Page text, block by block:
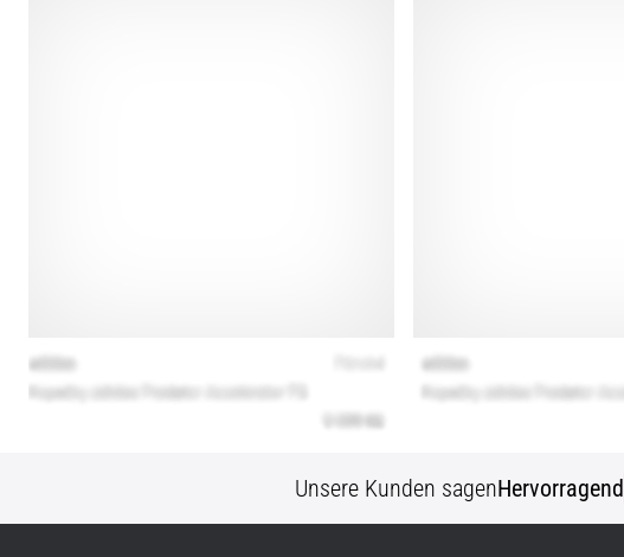
Unsere Kunden sagenHervorragend